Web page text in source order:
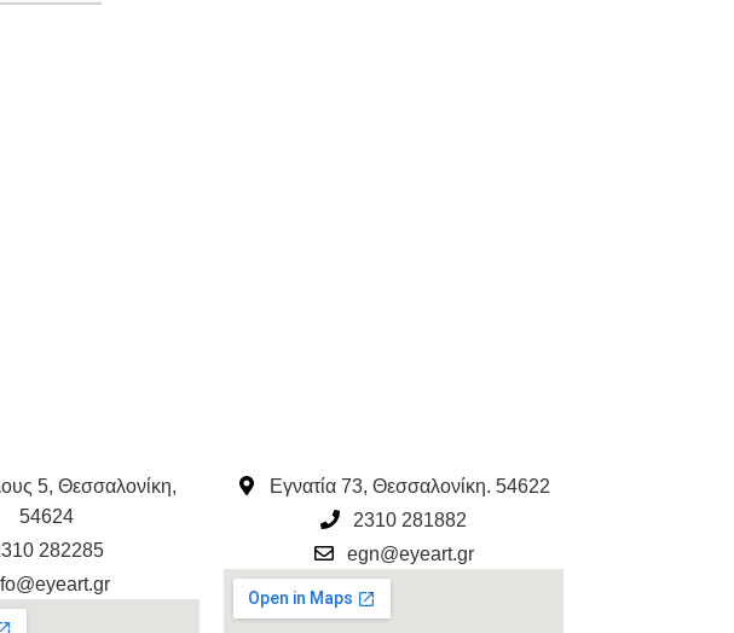
5, Θεσσαλονίκη,
54624
282285
Εγνατία 73, Θεσσαλονίκη. 54622
2310 281882
egn@eyeart.gr